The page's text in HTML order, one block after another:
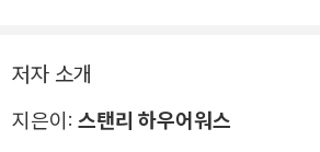
삶을 통해 신앙의 길을 따라 걷고자 하는
는 자”(벧후 1:4)가 되게 해야 하건만, 교회
미덕을 주술과 기술로 왜곡시켜 왔다. 그
저자 소개
지은이: 스탠리 하우어워스